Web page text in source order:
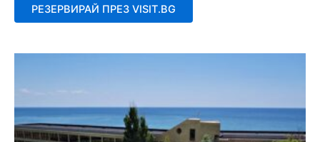
РЕЗЕРВИРАЙ ПРЕЗ VISIT.BG